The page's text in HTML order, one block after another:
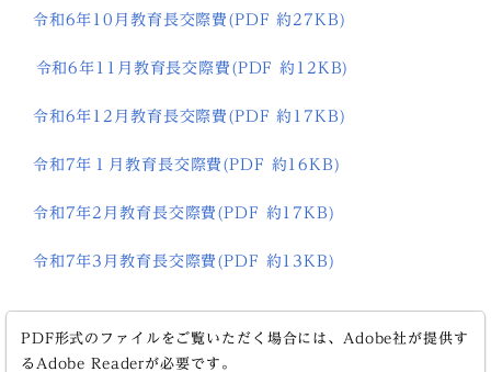
令和6年10月教育長交際費(PDF 約27KB)
令和6年11月教育長交際費(PDF 約12KB)
令和6年12月教育長交際費(PDF 約17KB)
令和7年１月教育長交際費(PDF 約16KB)
令和7年2月教育長交際費(PDF 約17KB)
令和7年3月教育長交際費(PDF 約13KB)
PDF形式のファイルをご覧いただく場合には、Adobe社が提供す
るAdobe Readerが必要です。